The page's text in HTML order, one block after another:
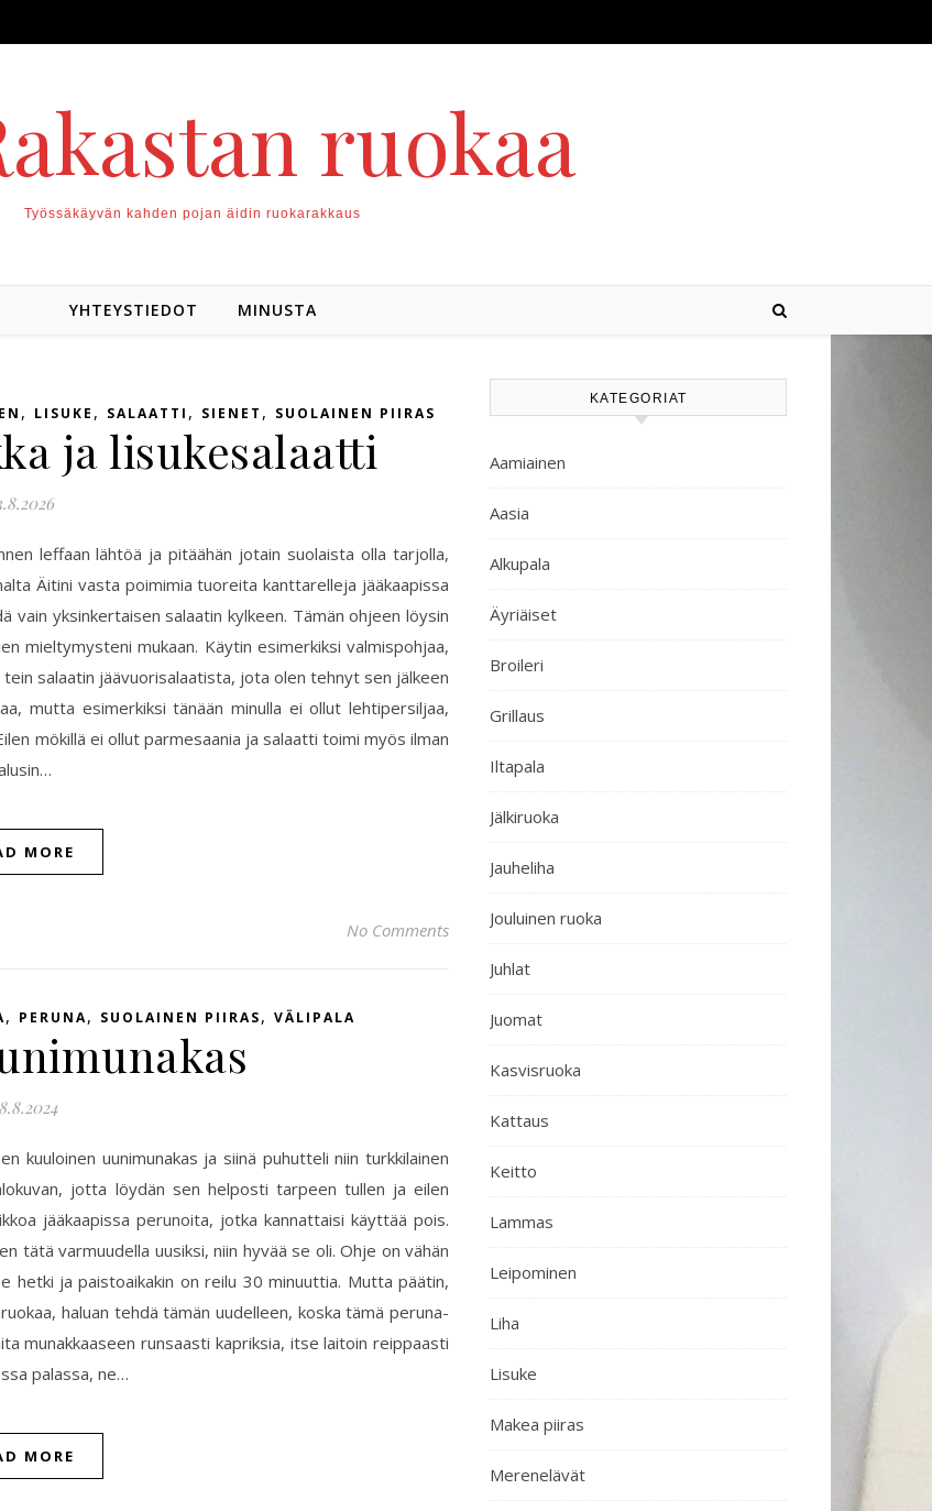
ruokaa
Työssäkäyvän kahden pojan äidin ruokarakkaus
YHTEYSTIEDOT MINUSTA
, LISUKE , SALAATTI , SIENET , SUOLAINEN PIIRAS
ja lisukesalaatti
leffaan lähtöä ja pitäähän jotain suolaista olla tarjolla,
Äitini vasta poimimia tuoreita kanttarelleja jääkaapissa
vain yksinkertaisen salaatin kylkeen. Tämän ohjeen löysin
mieltymysteni mukaan. Käytin esimerkiksi valmispohjaa,
salaatin jäävuorisalaatista, jota olen tehnyt sen jälkeen
mutta esimerkiksi tänään minulla ei ollut lehtipersiljaa,
mökillä ei ollut parmesaania ja salaatti toimi myös ilman
MORE
No Comments
, PERUNA, SUOLAINEN PIIRAS, VÄLIPALA
kuuloinen uunimunakas ja siinä puhutteli niin turkkilainen
jotta löydän sen helposti tarpeen tullen ja eilen
jääkaapissa perunoita, jotka kannattaisi käyttää pois.
tätä varmuudella uusiksi, niin hyvää se oli. Ohje on vähän
hetki ja paistoaikakin on reilu 30 minuuttia. Mutta päätin,
haluan tehdä tämän uudelleen, koska tämä peruna-
munakkaaseen runsaasti kapriksia, itse laitoin reippaasti
palassa, ne…
MORE
KATEGORIAT
Aamiainen
Aasia
Alkupala
Äyriäiset
Broileri
Grillaus
Iltapala
Jälkiruoka
Jauheliha
Jouluinen ruoka
Juhlat
Juomat
Kasvisruoka
Kattaus
Keitto
Lammas
Leipominen
Liha
Lisuke
Makea piiras
Merenelävät